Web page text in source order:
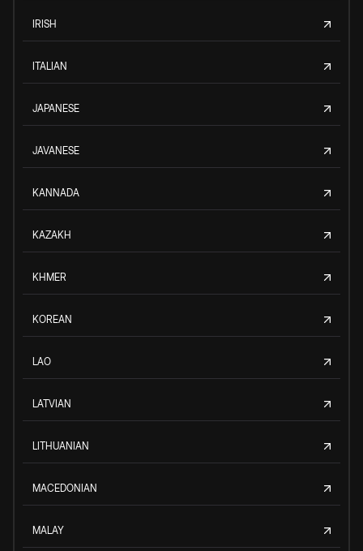
IRISH
ITALIAN
JAPANESE
JAVANESE
KANNADA
KAZAKH
KHMER
KOREAN
LAO
LATVIAN
LITHUANIAN
MACEDONIAN
MALAY